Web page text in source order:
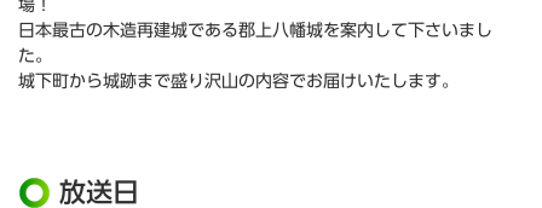
場！
日本最古の木造再建城である郡上八幡城を案内して下さいまし
た。
城下町から城跡まで盛り沢山の内容でお届けいたします。
放送日